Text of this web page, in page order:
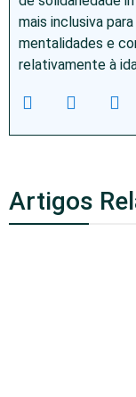
mais inclusiva
mentalidades e
relativamente à
Artigos